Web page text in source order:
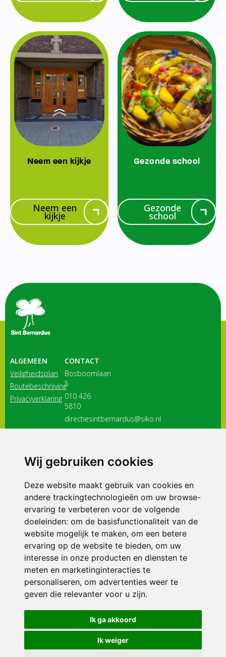
Wij gebruiken cookies
Deze website maakt gebruik van cookies en
andere trackingtechnologieën om uw browse-
ervaring te verbeteren voor de volgende
doeleinden: om de basisfunctionaliteit van de
website mogelijk te maken, om een betere
ervaring op de website te bieden, om uw
interesse in onze producten en diensten te
meten en marketinginteracties te
personaliseren, om advertenties weer te
geven die relevanter voor u zijn.
Ik ga akkoord
Ik weiger
Neem een kijkje
Neem een
kijkje
Gezonde school
Gezonde
school
ALGEMEEN
Veiligheidsplan
Routebeschrijving
Privacyverklaring
CONTACT
Bosboomlaan
5
010 426
5810
directiesintbernardus@siko.nl
3116 JB
ONDERDEEL VAN
© 2026 Sint Bernardus | Alle rechten voorbehouden
Privacy policy|Disclaimer| Klachtenregeling|RSIN en Anbi
voorkeuren
Crealisatie The MindOffice